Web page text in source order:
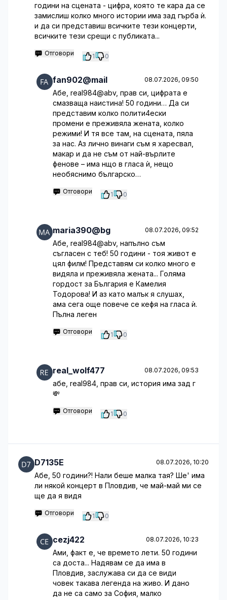
години на сцената - цифра, която те кара да се
замислиш колко много истории има зад гърба ѝ.
и да си представиш всичките тези концерти,
всичките тези срещи с публиката...
Отговори 1 0
fan902@mail 08.07.2026, 09:50
Абе, real984@abv, прав си, цифрата е
смазваща наистина! 50 години… Да си
представим колко полити4ески
промени е преживяла жената, колко
режими! И тя все там, на сцената, пяла
за нас. Аз лично винаги съм я харесвал,
макар и да не съм от най-върлите
фенове – има нщо в гласа ѝ, нещо
необяснимо българско…
Отговори 1 0
maria390@bg 08.07.2026, 09:52
Абе, real984@abv, напълно съм
съгласен с теб! 50 години - тоя живот е
цял филм! Представям си колко много е
видяла и преживяла жената... Голяма
гордост за България е Камелия
Тодорова! И аз като малък я слушах,
ама сега още повече се кефя на гласа ѝ.
Пълна леген
Отговори 1 0
real_wolf477 08.07.2026, 09:53
абе, real984, прав си, история има зад г
💸
Отговори 1 0
D7135E 08.07.2026, 10:20
Абе, 50 години?! Нали беше малка тая? Ше' има
ли някой концерт в Пловдив, че май-май ми се
ще да я видя
Отговори 1 0
cezj422 08.07.2026, 10:23
Ами, факт е, че времето лети. 50 години
са доста... Надявам се да има в
Пловдив, заслужава си да се види
човек такава легенда на живо. И дано
да не са само за София, малко